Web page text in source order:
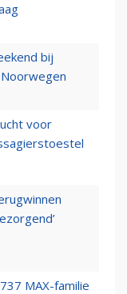
bij
voor
MAX-familie